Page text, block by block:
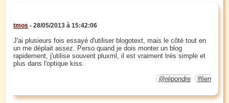
tmos - 28/05/2013 à 15:42:06
J'ai plusieurs fois essayé d'utiliser blogotext, mais le côté tout en
un me déplait assez. Perso quand je dois monter un blog
rapidement, j'utilise souvent pluxml, il est vraiment très simple et
plus dans l'optique kiss.
@répondre
#lien